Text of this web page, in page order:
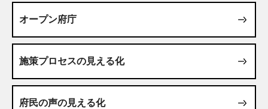
オープン府庁
施策プロセスの見える化
府民の声の見える化